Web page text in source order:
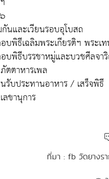
และเวียนรอบอุโบสถ
พิธีเฉลิมพระเกียรติฯ พระเ
บพิธีบรรชาหมู่และบวชศีลจา
ตาหารเพล
บประทานอาหาร / เสร็จพิธี
ขานุการ
ที่มา : fb วัดยางร